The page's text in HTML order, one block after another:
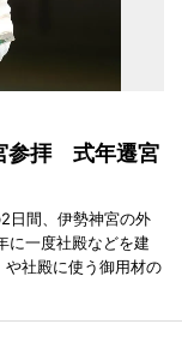
参拝 式年遷宮
日間、伊勢神宮の外
に一度社殿などを建
社殿に使う御用材の